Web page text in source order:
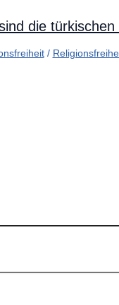
die türkischen
/